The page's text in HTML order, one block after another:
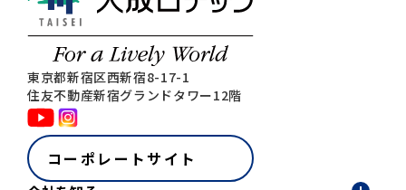
東京都新宿区西新宿8-17-1
住友不動産新宿グランドタワー12階
コーポレートサイト